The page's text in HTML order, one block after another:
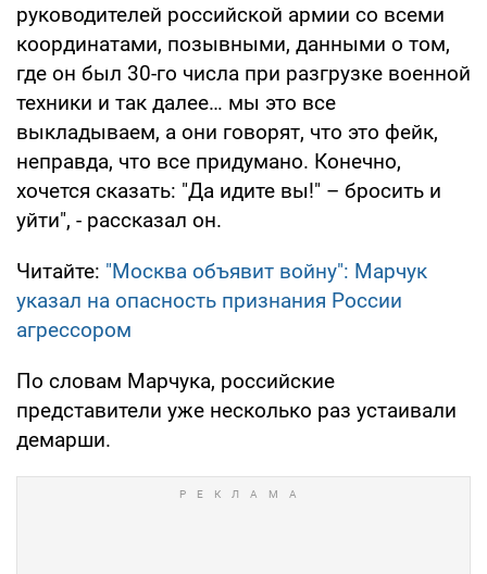
руководителей российской армии со всеми
координатами, позывными, данными о том,
где он был 30-го числа при разгрузке военной
техники и так далее… мы это все
выкладываем, а они говорят, что это фейк,
неправда, что все придумано. Конечно,
хочется сказать: "Да идите вы!" – бросить и
уйти", - рассказал он.
Читайте: "Москва объявит войну": Марчук
указал на опасность признания России
агрессором
По словам Марчука, российские
представители уже несколько раз устаивали
демарши.